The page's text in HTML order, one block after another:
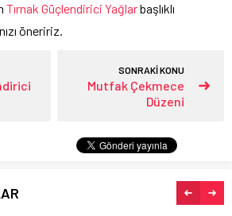
Tırnak Güçlendirici Yağlarbaşlıklı
öneririz.
SONRAKİ KONU
Mutfak Çekmece
Düzeni